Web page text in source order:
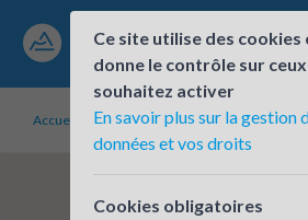
Accueil Établissements inscrits
Ce site utilise des cookies
donne le contrôle sur
souhaitez activer
En savoir plus sur la gestion
données et vos droits
Cookies obligatoires